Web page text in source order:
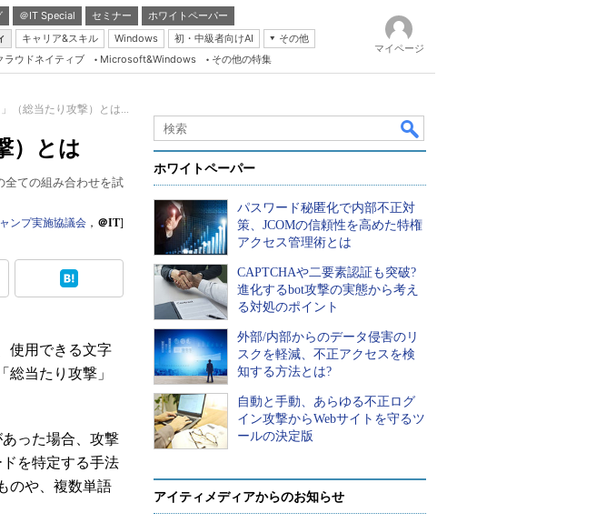
＠IT Special セミナー
ホワイトペーパー
キャリア&スキル Windows 初・中級者向けAI
その他
Server & Storage
Java Agile
Database Expert
Master of IP Network
Security & Trust
ラウドネイティブ Microsoft&Windows その他の特集
マイページ
（総当たり攻撃）とは...
）とは
全ての組み合わせを試
ンプ実施協議会 ， ＠IT]
使用できる文字
当たり攻撃」
った場合、攻撃
を特定する手法
のや、複数単語
ホワイトペーパー
パスワード秘匿化で内部不正対
策、JCOMの信頼性を高めた特権
アクセス管理術とは
CAPTCHAや二要素認証も突破?
進化するbot攻撃の実態から考え
る対処のポイント
外部/内部からのデータ侵害のリ
スクを軽減、不正アクセスを検
知する方法とは?
自動と手動、あらゆる不正ログ
イン攻撃からWebサイトを守るツ
ールの決定版
アイティメディアからのお知らせ